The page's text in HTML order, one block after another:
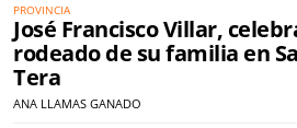
PROVINCIA
José Francisco Villar,
rodeado de su familia en
Tera
ANA LLAMAS GANADO